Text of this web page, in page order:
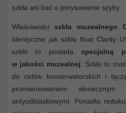
szkła ani bać o porysowanie szyby.
Właściwości szkła muzealnego
identyczne jak szkła float Clarity
szkło to posiada specjalną
w jakości muzealnej . Szkło to
do celów konserwatorskich i
promieniowaniem
antyodblaskowymi. Ponadto